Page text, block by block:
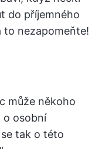
do příjemného
to nezapomeňte!
může někoho
o osobní
tak o této